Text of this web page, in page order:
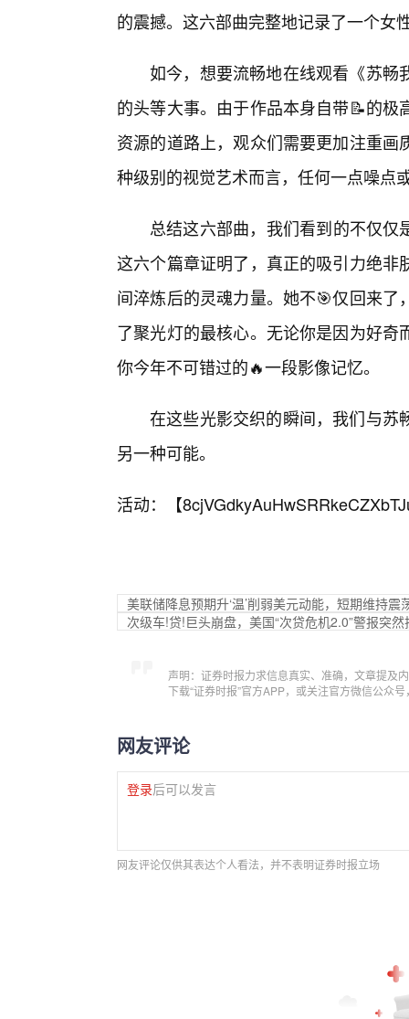
的震撼。这六部曲完整地记录了一个女
如今，想要流畅地在线观看《苏畅
的头等大事。由于作品本身自带📝的
资源的道路上，观众们需要更加注重
种级别的视觉艺术而言，任何一点噪点
总结这六部曲，我们看到的不仅
这六个篇章证明了，真正的吸引力绝
间淬炼后的灵魂力量。她不🎯仅回来
了聚光灯的最核心。无论你是因为好
你今年不可错过的🔥一段影像记忆。
在这些光影交织的瞬间，我们与苏
另一种可能。
活动：【
美联储降息预期升‘温’削弱美元动能，短期维持震
次级车!贷!巨头崩盘，美国“次贷危机2.0”警报突然
声明：证券时报力求信息真实、准确，文章提及
下载“证券时报”官方APP，或关注官方微信公众
网友评论
登录后可以发言
网友评论仅供其表达个人看法，并不表明证券时报立场